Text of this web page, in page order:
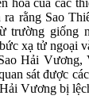
ra rằng Sao
trường giống
xạ tử ngoại
Hải Vương,
sát được
Vương bị